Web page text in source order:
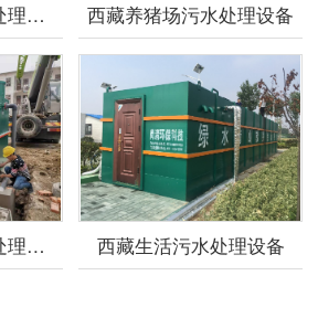
西藏大型医院污水处理设备 西藏养猪场污水处理设备
西藏方舱医院污水处理设备 西藏生活污水处理设备